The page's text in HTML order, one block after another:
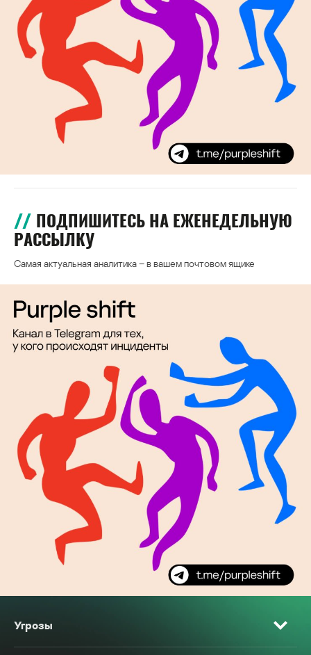
ПОДПИШИТЕСЬ НА ЕЖЕНЕДЕЛЬНУЮ
РАССЫЛКУ
Самая актуальная аналитика – в вашем почтовом ящике
Угрозы